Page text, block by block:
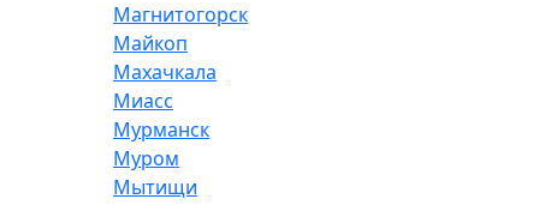
Магнитогорск
Майкоп
Махачкала
Миасс
Мурманск
Муром
Мытищи